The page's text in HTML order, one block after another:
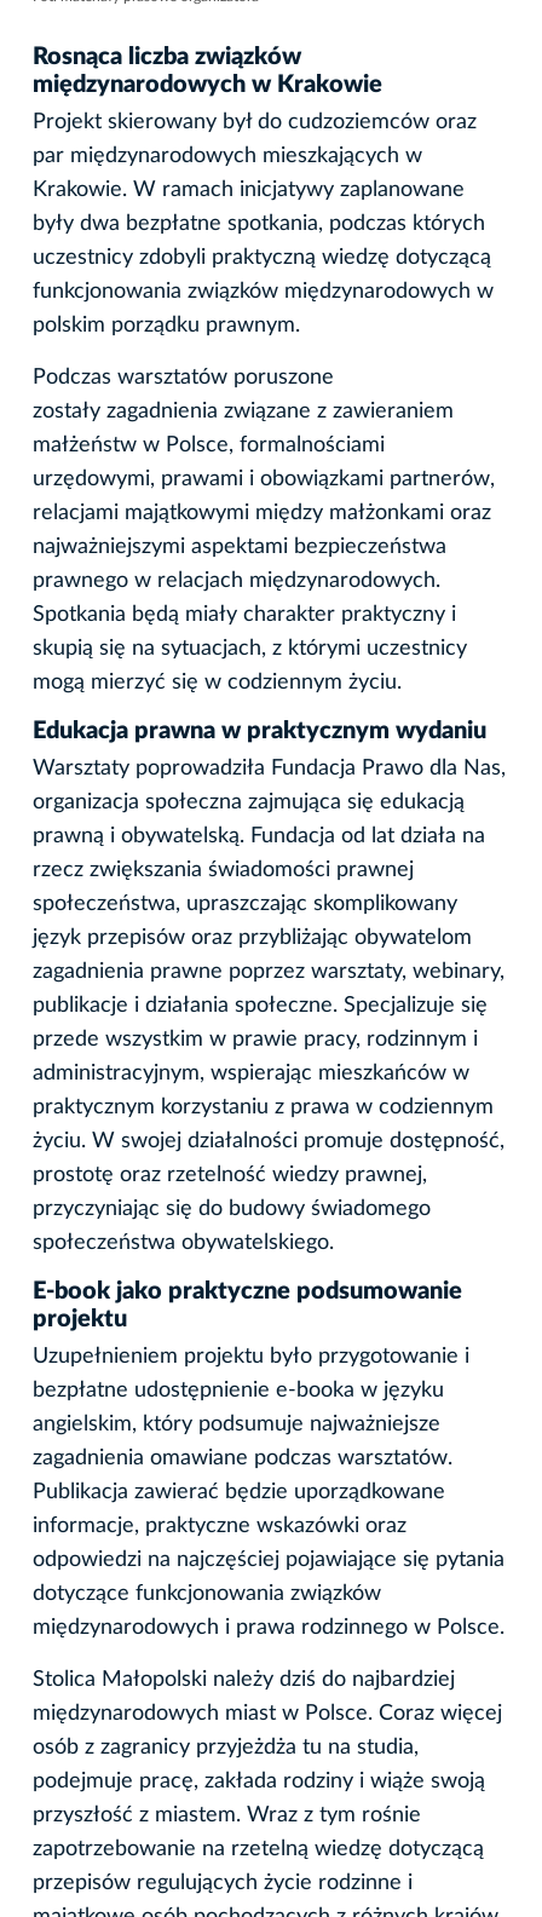
Rosnąca liczba związków
międzynarodowych w Krakowie
Projekt skierowany był do cudzoziemców oraz
par międzynarodowych mieszkających w
Krakowie. W ramach inicjatywy zaplanowane
były dwa bezpłatne spotkania, podczas których
uczestnicy zdobyli praktyczną wiedzę dotyczącą
funkcjonowania związków międzynarodowych w
polskim porządku prawnym.
Podczas warsztatów poruszone
zostały zagadnienia związane z zawieraniem
małżeństw w Polsce, formalnościami
urzędowymi, prawami i obowiązkami partnerów,
relacjami majątkowymi między małżonkami oraz
najważniejszymi aspektami bezpieczeństwa
prawnego w relacjach międzynarodowych.
Spotkania będą miały charakter praktyczny i
skupią się na sytuacjach, z którymi uczestnicy
mogą mierzyć się w codziennym życiu.
Edukacja prawna w praktycznym wydaniu
Warsztaty poprowadziła Fundacja Prawo dla Nas,
organizacja społeczna zajmująca się edukacją
prawną i obywatelską. Fundacja od lat działa na
rzecz zwiększania świadomości prawnej
społeczeństwa, upraszczając skomplikowany
język przepisów oraz przybliżając obywatelom
zagadnienia prawne poprzez warsztaty, webinary,
publikacje i działania społeczne. Specjalizuje się
przede wszystkim w prawie pracy, rodzinnym i
administracyjnym, wspierając mieszkańców w
praktycznym korzystaniu z prawa w codziennym
życiu. W swojej działalności promuje dostępność,
prostotę oraz rzetelność wiedzy prawnej,
przyczyniając się do budowy świadomego
społeczeństwa obywatelskiego.
E-book jako praktyczne podsumowanie
projektu
Uzupełnieniem projektu było przygotowanie i
bezpłatne udostępnienie e-booka w języku
angielskim, który podsumuje najważniejsze
zagadnienia omawiane podczas warsztatów.
Publikacja zawierać będzie uporządkowane
informacje, praktyczne wskazówki oraz
odpowiedzi na najczęściej pojawiające się pytania
dotyczące funkcjonowania związków
międzynarodowych i prawa rodzinnego w Polsce.
Stolica Małopolski należy dziś do najbardziej
międzynarodowych miast w Polsce. Coraz więcej
osób z zagranicy przyjeżdża tu na studia,
podejmuje pracę, zakłada rodziny i wiąże swoją
przyszłość z miastem. Wraz z tym rośnie
zapotrzebowanie na rzetelną wiedzę dotyczącą
przepisów regulujących życie rodzinne i